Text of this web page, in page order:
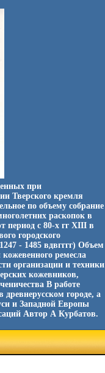
при
Тверского кремля
по объему собрание
раскопок в
период с 80-х гг XIII в
городского
- 1485 вдвгггг) Объем
ремесла
организации и техники
кожевников,
В работе
древнерусском городе, а
и Западной Европы
Автор А Курбатов.